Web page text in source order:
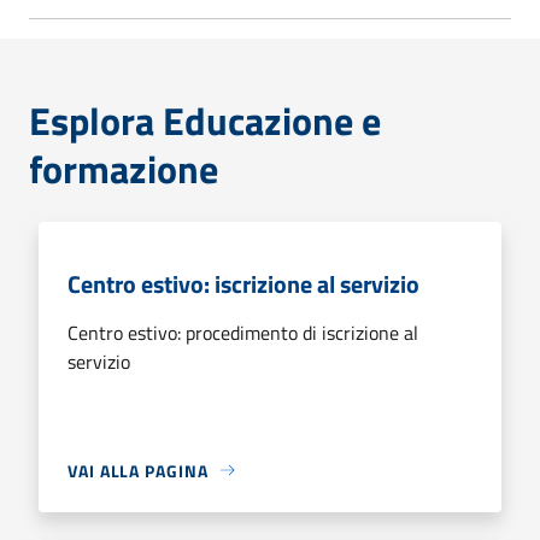
Esplora Educazione e
formazione
Centro estivo: iscrizione al servizio
Centro estivo: procedimento di iscrizione al
servizio
VAI ALLA PAGINA